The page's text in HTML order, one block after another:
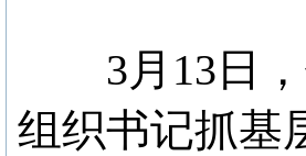
3月13日，
组织书记抓基